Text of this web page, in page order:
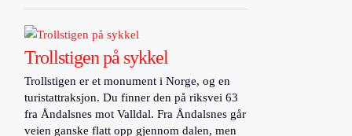
Trollstigen på sykkel
Trollstigen er et monument i Norge, og en
turistattraksjon. Du finner den på riksvei 63
fra Åndalsnes mot Valldal. Fra Åndalsnes går
veien ganske flatt opp gjennom dalen, men